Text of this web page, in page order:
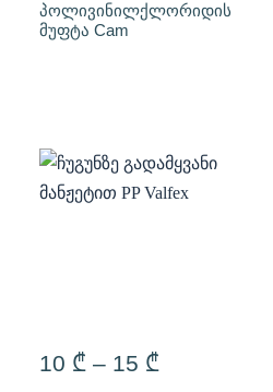
პოლივინილქლორიდის
მუფტა Cam
10 ₾ – 15 ₾